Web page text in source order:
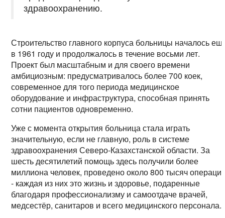
здравоохранению.
Строительство главного корпуса больницы началось
в 1961 году и продолжалось в течение восьми лет.
Проект был масштабным и для своего времени
амбициозным: предусматривалось более 700 коек,
современное для того периода медицинское
оборудование и инфраструктура, способная принять
сотни пациентов одновременно.
Уже с момента открытия больница стала играть
значительную, если не главную, роль в системе
здравоохранения Северо-Казахстанской области. За
шесть десятилетий помощь здесь получили более
миллиона человек, проведено около 800 тысяч
- каждая из них это жизнь и здоровье, подаренные
благодаря профессионализму и самоотдаче врачей,
медсестёр, санитаров и всего медицинского персонала.